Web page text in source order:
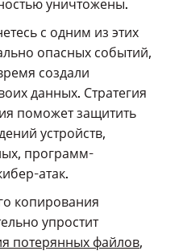
уничтожены.
с одним из этих
опасных событий,
создали
данных. Стратегия
поможет защитить
устройств,
программ-
атак.
копирования
упростит
потерянных файлов,